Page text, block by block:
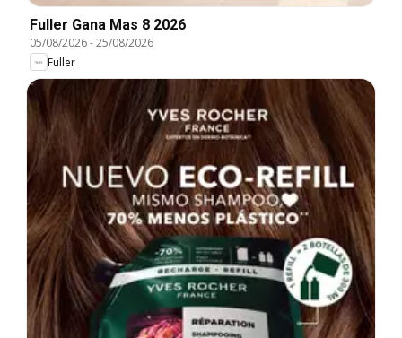
Fuller Gana Mas 8 2026
05/08/2026-25/08/2026
Fuller